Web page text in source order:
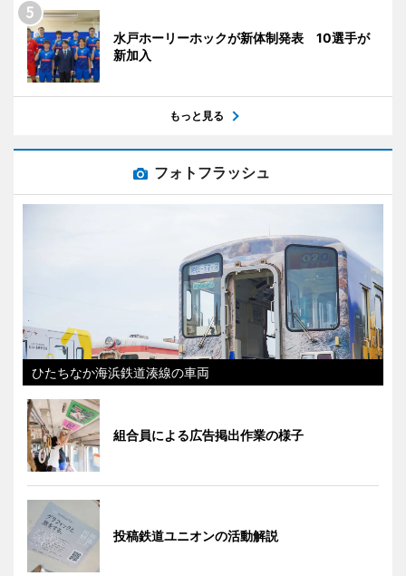
水戸ホーリーホックが新体制発表 10選手が
新加入
もっと見る
フォトフラッシュ
ひたちなか海浜鉄道湊線の車両
組合員による広告掲出作業の様子
投稿鉄道ユニオンの活動解説